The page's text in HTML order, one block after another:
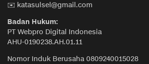
✉️ katasulsel@gmail.com
Badan Hukum:
PT Webpro Digital Indonesia
AHU-0190238.AH.01.11
Nomor Induk Berusaha 0809240015028